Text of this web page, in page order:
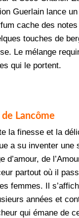
Guerlain lance
cache des
touches de
Le mélange
qui le portent.
Lancôme
la finesse et la
a su inventer une
d’amour, de
partout où il
femmes. Il
années et
qui émane de